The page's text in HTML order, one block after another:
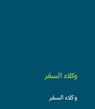
وكلاء السفر
وكلاء السفر